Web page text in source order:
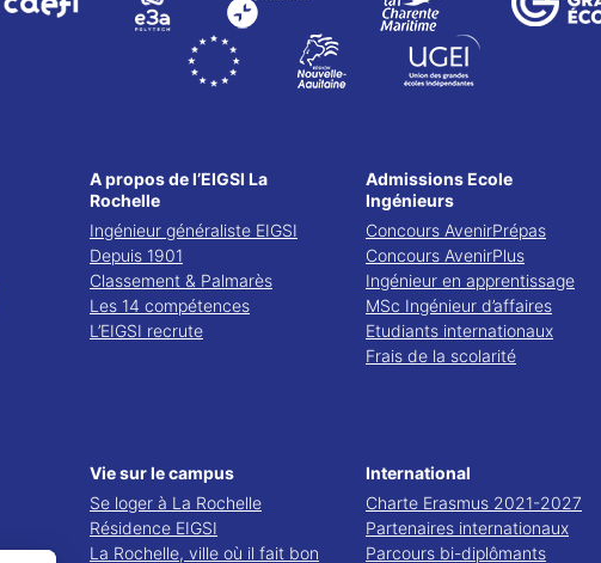
A propos de l’EIGSI La
Rochelle
Ingénieur généraliste EIGSI
Depuis 1901
Classement & Palmarès
Les 14 compétences
L’EIGSI recrute
Admissions Ecole
Ingénieurs
Concours AvenirPrépas
Concours AvenirPlus
Ingénieur en apprentissage
MSc Ingénieur d’affaires
Etudiants internationaux
Frais de la scolarité
Vie sur le campus
Se loger à La Rochelle
Résidence EIGSI
La Rochelle, ville où il fait bon
International
Charte Erasmus 2021-2027
Partenaires internationaux
Parcours bi-diplômants